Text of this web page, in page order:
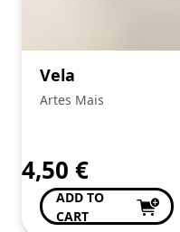
Vela
Artes Mais
4,50 €
ADD TO
CART